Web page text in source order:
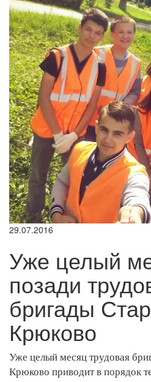
29.07.2016
Уже целый
позади
бригады
Крюково
Уже целый месяц трудовая
Крюково приводит в порядок